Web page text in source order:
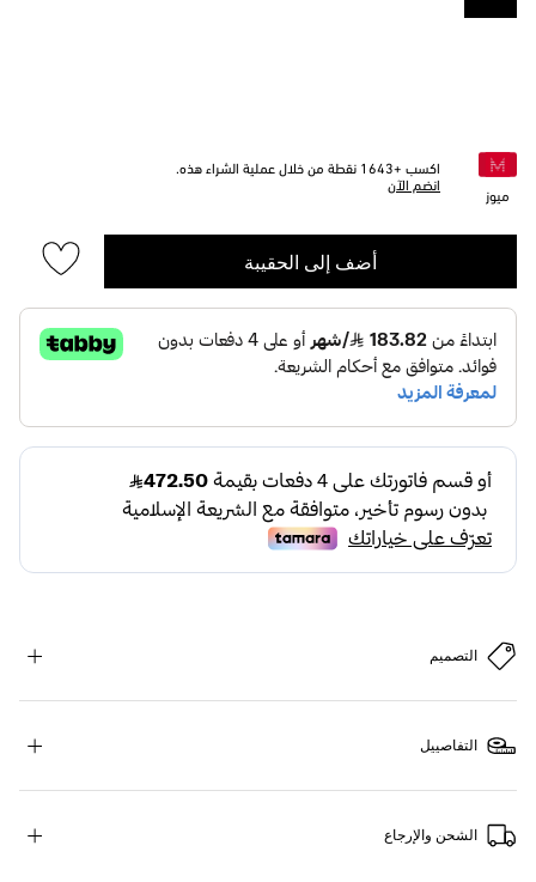
ميوز
اكسب +1643 نقطة من خلال عملية الشراء هذه.
انضم الآن
أضف إلى الحقيبة
التصميم
التفاصييل
الشحن والإرجاع